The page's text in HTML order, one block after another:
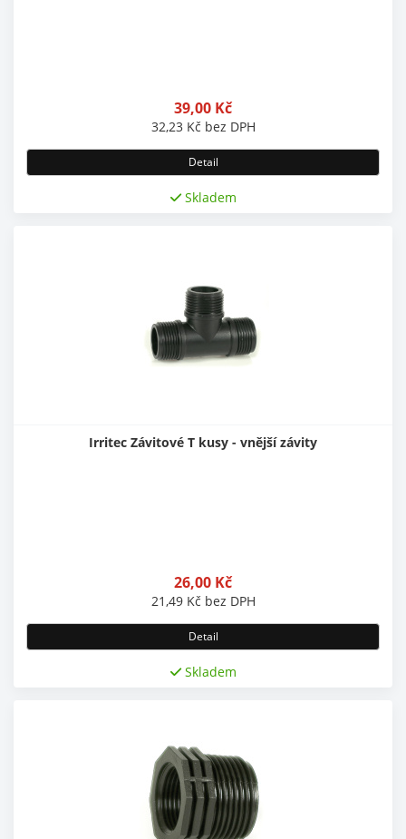
39,00 Kč
32,23 Kč bez DPH
Detail
Skladem
Irritec Závitové T kusy - vnější závity
26,00 Kč
21,49 Kč bez DPH
Detail
Skladem